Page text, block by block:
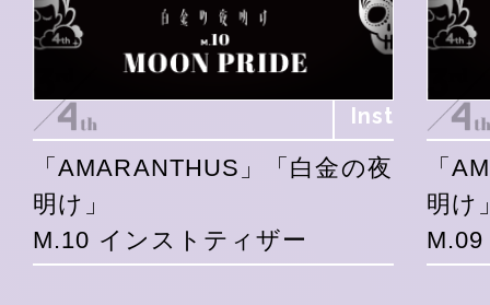
Inst
「AMARANTHUS」「白金の夜
明け」
M.10 インストティザー
「
明け